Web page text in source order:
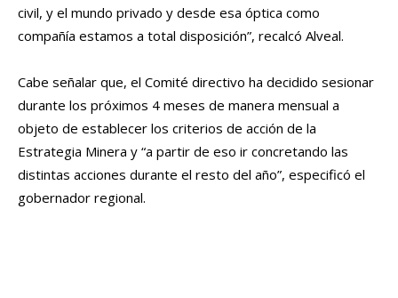
civil, y el mundo privado y desde esa óptica como
compañía estamos a total disposición”, recalcó Alveal.
Cabe señalar que, el Comité directivo ha decidido sesionar
durante los próximos 4 meses de manera mensual a
objeto de establecer los criterios de acción de la
Estrategia Minera y “a partir de eso ir concretando las
distintas acciones durante el resto del año”, especificó el
gobernador regional.